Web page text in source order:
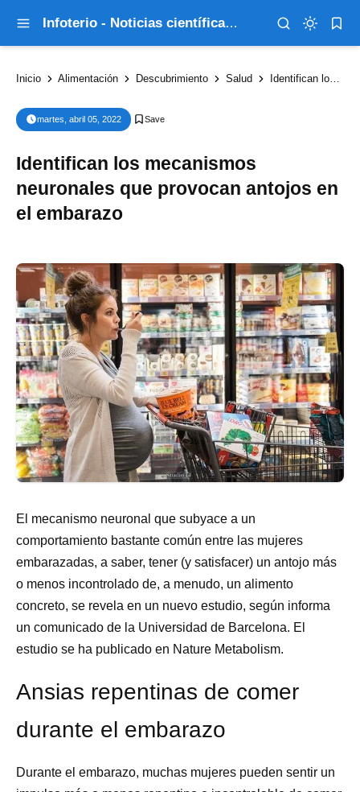
Infoterio - Noticias científicas que explican el mundo
Inicio Alimentación Descubrimiento Salud Identifican los mecanismos neuronales que provocan antojos en el embarazo
martes, abril 05, 2022
Identifican los mecanismos
neuronales que provocan antojos en
el embarazo
El mecanismo neuronal que subyace a un
comportamiento bastante común entre las mujeres
embarazadas, a saber, tener (y satisfacer) un antojo más
o menos incontrolado de, a menudo, un alimento
concreto, se revela en un nuevo estudio, según informa
un comunicado de la Universidad de Barcelona. El
estudio se ha publicado en Nature Metabolism.
Ansias repentinas de comer
durante el embarazo
Durante el embarazo, muchas mujeres pueden sentir un